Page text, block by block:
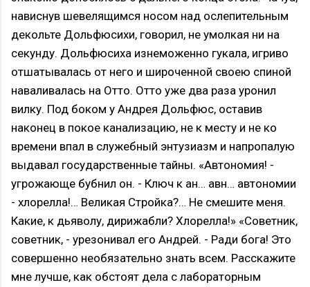
нависнув шевелящимся носом над ослепительным
декольте Дольфюсихи, говорил, не умолкая ни на
секунду. Дольфюсиха изнеможенно гукала, игриво
отшатывалась от него и широченной своею спиной
наваливалась на Отто. Отто уже два раза уронил
вилку. Под боком у Андрея Дольфюс, оставив
наконец в покое канализацию, не к месту и не ко
времени впал в служебный энтузиазм и напропалую
выдавал государственные тайны. «Автономия! -
угрожающе бубнил он. - Ключ к ан… авн… автономии
- хлорелла!… Великая Стройка?… Не смешите меня.
Какие, к дьяволу, дирижабли? Хлорелла!» «Советник,
советник, - урезонивал его Андрей. - Ради бога! Это
совершенно необязательно знать всем. Расскажите
мне лучше, как обстоят дела с лабораторным